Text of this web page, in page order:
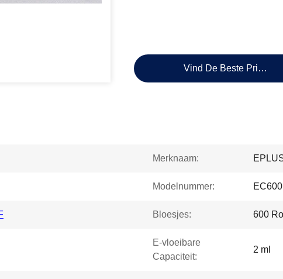
Vind De Beste Prijs
Merknaam:
Modelnummer: EC600
Bloesjes: 600
E-vloeibare
Capaciteit:
2 ml